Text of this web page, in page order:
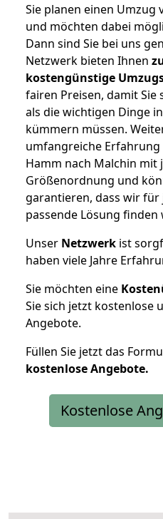
Sie planen einen Umzug
und möchten dabei
Dann sind Sie bei uns
Netzwerk bieten Ihnen
kostengünstige
fairen Preisen, damit Sie
als die wichtigen Dinge
kümmern müssen.
umfangreiche
Hamm nach Malchin mit
Größenordnung und
garantieren, dass wir für
passende Lösung finden
Unser Netzwerk ist
haben viele Jahre
Sie möchten eine
Sie sich jetzt kostenlose
Angebote.
Füllen Sie jetzt das
kostenloseAngebote.
Kostenlose